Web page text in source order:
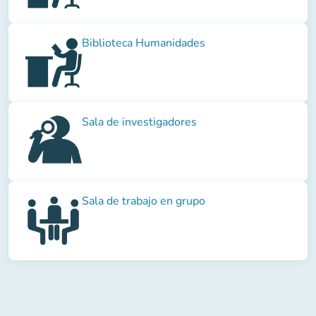
Biblioteca Humanidades
Sala de investigadores
Sala de trabajo en grupo